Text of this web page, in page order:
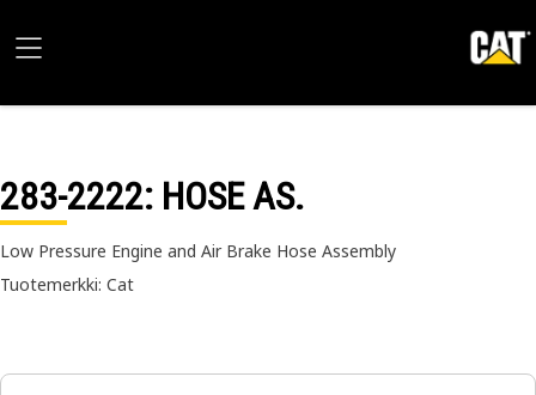
283-2222: HOSE AS.
Low Pressure Engine and Air Brake Hose Assembly
Tuotemerkki: Cat